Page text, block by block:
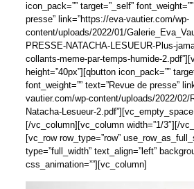
icon_pack=”” target=”_self”
presse” link=”https://eva-vautier.com/wp-
content/uploads/2022/01/
PRESSE-NATACHA-LESUEUR-Plus-
collants-meme-par-temps-humide-
height=”40px”][qbutton icon_pack=””
font_weight=”” text=”Revue de presse”
vautier.com/wp-content/uploads/2022/02/
Natacha-Lesueur-2.pdf”][vc_empty_space
[/vc_column][vc_column width=”1/3″][/
[vc_row row_type=”row”
type=”full_width” text_align=”left”
css_animation=””][vc_column]